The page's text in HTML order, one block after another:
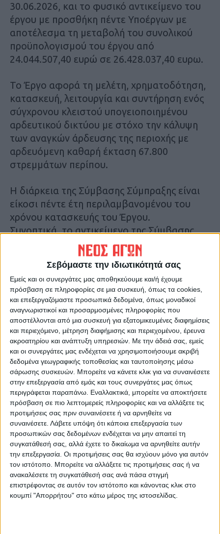
Σεβόμαστε την ιδιωτικότητά σας
Εμείς και οι συνεργάτες μας αποθηκεύουμε και/ή έχουμε
πρόσβαση σε πληροφορίες σε μια συσκευή, όπως τα cookies,
και επεξεργαζόμαστε προσωπικά δεδομένα, όπως μοναδικοί
αναγνωριστικοί και προσαρμοσμένες πληροφορίες που
αποστέλλονται από μια συσκευή για εξατομικευμένες διαφημίσεις
και περιεχόμενο, μέτρηση διαφήμισης και περιεχομένου, έρευνα
ακροατηρίου και ανάπτυξη υπηρεσιών. Με την άδειά σας, εμείς
και οι συνεργάτες μας ενδέχεται να χρησιμοποιήσουμε ακριβή
δεδομένα γεωγραφικής τοποθεσίας και ταυτοποίησης μέσω
σάρωσης συσκευών. Μπορείτε να κάνετε κλικ για να συναινέσετε
στην επεξεργασία από εμάς και τους συνεργάτες μας όπως
περιγράφεται παραπάνω. Εναλλακτικά, μπορείτε να αποκτήσετε
πρόσβαση σε πιο λεπτομερείς πληροφορίες και να αλλάξετε τις
προτιμήσεις σας πριν συναινέσετε ή να αρνηθείτε να
συναινέσετε. Λάβετε υπόψη ότι κάποια επεξεργασία των
προσωπικών σας δεδομένων ενδέχεται να μην απαιτεί τη
συγκατάθεσή σας, αλλά έχετε το δικαίωμα να αρνηθείτε αυτήν
την επεξεργασία. Οι προτιμήσεις σας θα ισχύουν μόνο για αυτόν
τον ιστότοπο. Μπορείτε να αλλάξετε τις προτιμήσεις σας ή να
ανακαλέσετε τη συγκατάθεσή σας ανά πάσα στιγμή
επιστρέφοντας σε αυτόν τον ιστότοπο και κάνοντας κλικ στο
κουμπί "Απορρήτου" στο κάτω μέρος της ιστοσελίδας.
30.06.2026, και το φυσικό αντικείμενο του
έργου με προσθήκη πέντε Υποέργων με
αποτέλεσμα τη μεταβολή του συνολικού
προϋπολογισμού του έργου από
24.044.507,40 ευρώ σε 26.428.037,40 ευρω.
Το Έργο αφορά τη μελέτη, χρηματοδότηση,
κατασκευή, λειτουργία και συντήρηση ενός
σύγχρονου κλειστού υπογειοποιημένου
αρδευτικού δικτύου με στόχο την κάλυψη
των αναγκών άρδευσης της περιοχής με
αρδευόμενη καθαρή έκταση 67.800
στρεμμάτων περίπου.
Η διάρκεια της Σύμβασης Σύμπραξης είναι
είκοσι πέντε έτη περιλαμβανομένου του
χρόνου κατασκευής του Έργου.
Συνοπτικά, το αντικείμενο της Σύμβασης
Σύμπραξης αφορά στο σύνολό της έντεκα
επί μέρους αρδευτικά δίκτυα που θα
αρδεύουν συνολικά ακαθάριστη έκταση
περί τα 74.650 στρέμματα και καθαρή
έκταση περί τα 67.800 στρέμματα των
παρακείμενων στον ποταμό Ενιπέα πεδινών
εκτάσεων των αγροκτημάτων Πολυνερίου,
Σταυρού, Κατωχωρίου, Ελληνικού, Βρυσιών
& Υπέρειας του Νομού Λάρισας, καθώς και
Ορφανών, Φύλλου και Λεύκης του Νομού
Καρδίτσας, δικαιοδοσίας των Τοπικών
Οργανισμών Εγγείων Βελτιώσεων (ΤΟΕΒ)
Τιτανίου και Ενιπέα Φαρσάλων, καθώς και
του Δήμου Παλαμά και θα αξιοποιούν τις
υφιστάμενες γεωτρήσεις συνολικής
δυναμικότητας περί τα 14.345 μ3/ώρα.
Επιπλέον, στα δίκτυα προβλέπονται έξυπνες
τεχνολογίες με αισθητήρες και αυτόματους
διακόπτες, για τη βελτιστοποίηση της
άρδευσης και την ελαχιστοποίηση των